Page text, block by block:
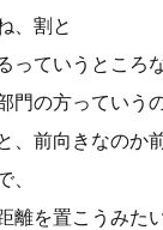
、割と
っていうところ
門の方っていうの
、前向きなのか
、
離を置こうみた